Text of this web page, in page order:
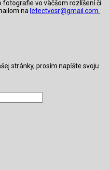
vo väčšom rozlíšení či
na letectvosr@gmail.com.
stránky, prosím napíšte svoju